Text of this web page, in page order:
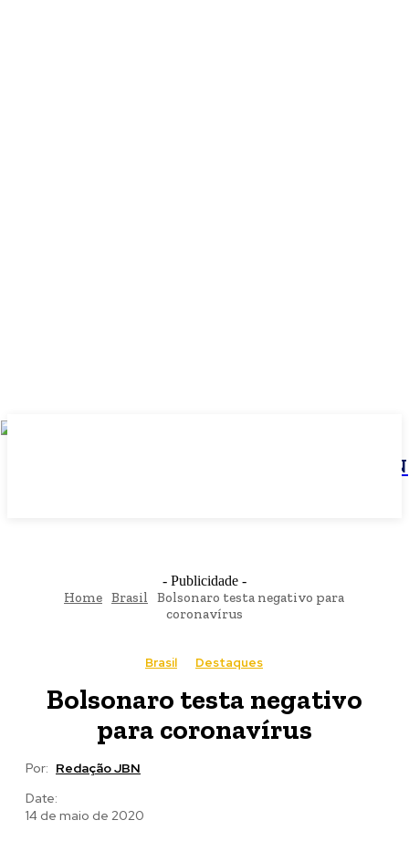
JBN
- Publicidade -
Home Brasil
Bolsonaro testa negativo para
coronavírus
Brasil Destaques
Bolsonaro testa negativo
para coronavírus
Por: Redação JBN
Date:
14 de maio de 2020